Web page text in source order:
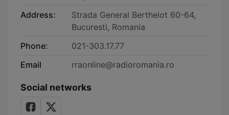
Address:
Strada General Berthelot 60-64,
Bucuresti, Romania
Phone:
021-303.17.77
Email
rraonline@radioromania.ro
Social networks